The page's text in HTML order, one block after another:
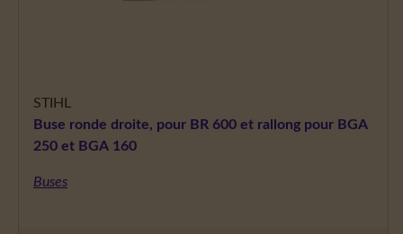
STIHL
Buse ronde droite, pour BR 600 et rallong pour BGA
250 et BGA 160
Buses